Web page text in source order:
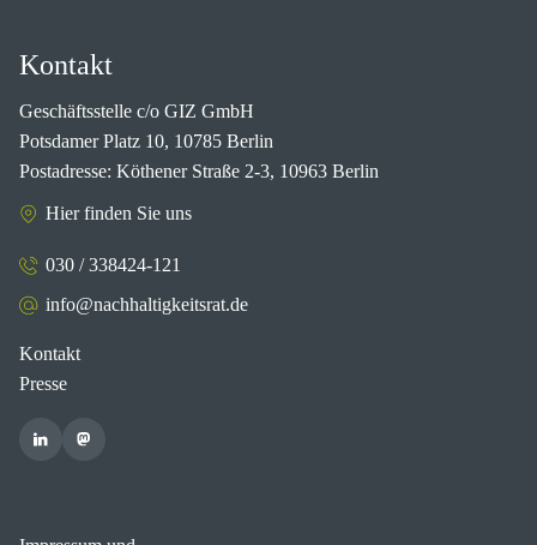
Kontakt
Geschäftsstelle c/o GIZ GmbH
Potsdamer Platz 10, 10785 Berlin
Postadresse: Köthener Straße 2-3, 10963 Berlin
Hier finden Sie uns
030 / 338424-121
info@nachhaltigkeitsrat.de
Kontakt
Presse